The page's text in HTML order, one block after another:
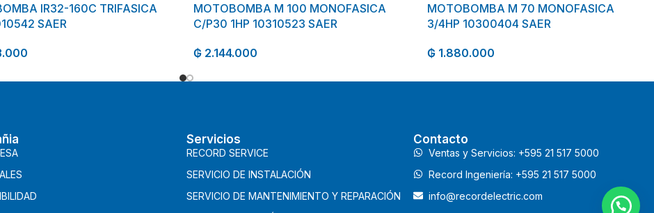
IR32-160C TRIFASICA
SAER
MOTOBOMBA M 100 MONOFASICA
C/P30 1HP 10310523 SAER
₲ 2.144.000
MOTOBOMBA M 70 MONOFASICA
3/4HP 10300404 SAER
₲ 1.880.000
Servicios
RECORD SERVICE
SERVICIO DE INSTALACIÓN
SERVICIO DE MANTENIMIENTO Y REPARACIÓN
Contacto
Ventas y Servicios: +595 21 517 5000
Record Ingeniería: +595 21 517 5000
info@recordelectric.com